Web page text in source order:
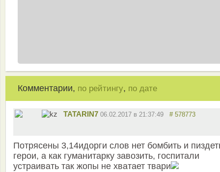
Комментарии, по рейтингу, по дате
TATARIN7 06.02.2017 в 21:37:49 # 578773
Потрясены 3,14идорги слов нет бомбить и
герои, а как гуманитарку завозить, госпитали
устраивать так жопы не хватает твари